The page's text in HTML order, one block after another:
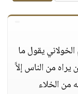
يقول ما
من الناس إلاَّ
من الخلاء